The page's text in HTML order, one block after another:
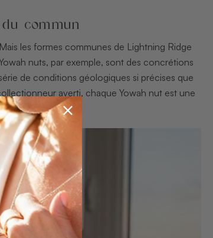
commun
les formes communes de Lightning Ridge
nuts, par exemple, sont des concrétions
de conditions géologiques si précises que
averti, chaque Yowah nut est une